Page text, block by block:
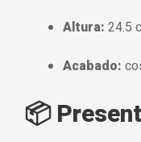
Altura: 24.5
Acabado:
📦